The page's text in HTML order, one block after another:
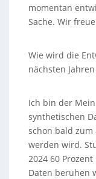
momentan
Sache. Wir
Wie wird die
nächsten
Ich bin der
synthetischen
schon bald
werden wird.
2024 60
Daten beruhen